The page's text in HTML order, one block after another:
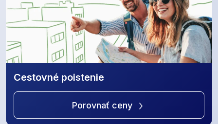
Cestovné poistenie
Porovnať ceny